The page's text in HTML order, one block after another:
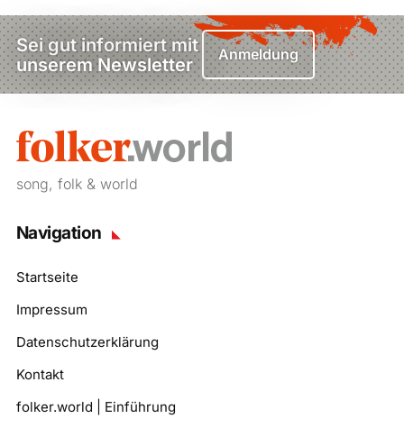
Sei gut informiert mit
unserem Newsletter
Anmeldung
song, folk & world
Navigation
Startseite
Impressum
Datenschutzerklärung
Kontakt
folker.world | Einführung